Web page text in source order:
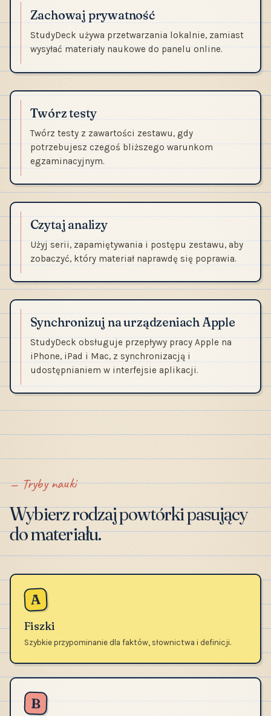
Zachowaj prywatność
StudyDeck używa przetwarzania lokalnie, zamiast
wysyłać materiały naukowe do panelu online.
Twórz testy
Twórz testy z zawartości zestawu, gdy
potrzebujesz czegoś bliższego warunkom
egzaminacyjnym.
Czytaj analizy
Użyj serii, zapamiętywania i postępu zestawu, aby
zobaczyć, który materiał naprawdę się poprawia.
Synchronizuj na urządzeniach Apple
StudyDeck obsługuje przepływy pracy Apple na
iPhone, iPad i Mac, z synchronizacją i
udostępnianiem w interfejsie aplikacji.
Tryby nauki
Wybierz rodzaj powtórki pasujący
do materiału.
A
Fiszki
Szybkie przypominanie dla faktów, słownictwa i definicji.
B